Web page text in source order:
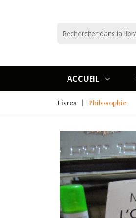
ACCUEIL
Livres Philosophie